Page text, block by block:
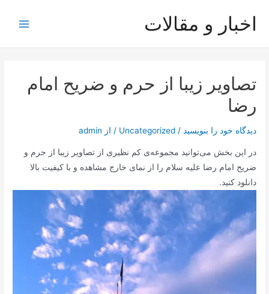
اخبار و مقالات
تصاویر زیبا از حرم و ضریح امام
رضا
دیدگاه‌ خود را بنویسید /
Uncategorized / از admin
در این بخش می‌توانید مجموعه‌‌ی کم نظیری از تصاویر زیبا از حرم و
ضریح امام رضا علیه سلام را از نمای خارج مشاهده و با کیفیت بالا
دانلود کنید.